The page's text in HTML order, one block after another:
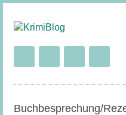
Buchbesprechung/